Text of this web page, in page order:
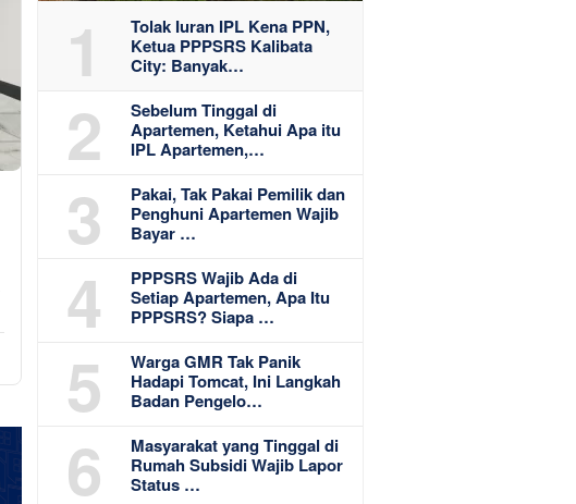
1
Tolak Iuran IPL Kena PPN,
Ketua PPPSRS Kalibata
City: Banyak…
2
Sebelum Tinggal di
Apartemen, Ketahui Apa itu
IPL Apartemen,…
3
Pakai, Tak Pakai Pemilik dan
Penghuni Apartemen Wajib
Bayar …
4
PPPSRS Wajib Ada di
Setiap Apartemen, Apa Itu
PPPSRS? Siapa …
5
Warga GMR Tak Panik
Hadapi Tomcat, Ini Langkah
Badan Pengelo…
6
Masyarakat yang Tinggal di
Rumah Subsidi Wajib Lapor
Status …